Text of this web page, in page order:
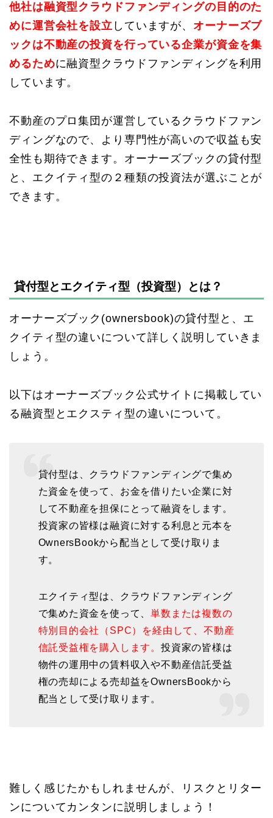
他社は融資型クラウドファンディングの目的のた
めに運営会社を設立 していますが、 オーナーズブ
ックは不動産の投資を行っている企業が資金を集
めるために融資型クラウドファンディングを利用
しています。
不動産のプロ集団が運営しているクラウドファン
ディングなので、より専門性が高いので収益も安
全性も期待できます。オーナーズブックの貸付型
と、エクイティ型の２種類の投資法が選ぶことが
できます。
貸付型とエクイティ型（投資型）とは？
オーナーズブック(ownersbook)の貸付型と、エ
クイティ型の違いについて詳しく説明していきま
しょう。
以下はオーナーズブック公式サイトに掲載してい
る融資型とエクスティ型の違いについて。
貸付型は、クラウドファンディングで集め
た資金を使って、お金を借りたい企業に対
して不動産を担保にとって融資をします。
投資家の皆様は融資に対する利息と元本を
OwnersBookから配当として受け取りま
す。
エクイティ型は、クラウドファンディング
で集めた資金を使って、単数または複数の
特別目的会社（SPC）を経由して、不動産
信託受益権を購入します。投資家の皆様は
物件の運用中の賃料収入や不動産信託受益
権の売却による売却益をOwnersBookから
配当として受け取ります。
難しく感じたかもしれませんが、リスクとリター
ンについてカンタンに説明しましょう！